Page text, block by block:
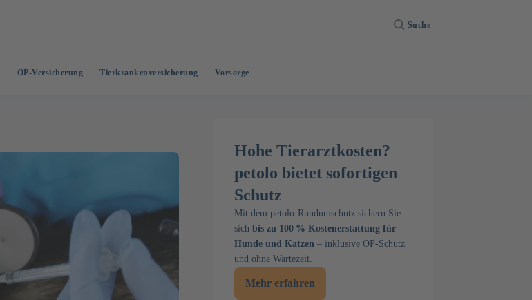
Suche
OP-Versicherung Tierkrankenversicherung Vorsorge
Hohe Tierarztkosten?
petolo bietet sofortigen
Schutz
Mit dem petolo-Rundumschutz sichern Sie
sich bis zu 100 % Kostenerstattung für
Hunde und Katzen – inklusive OP-Schutz
und ohne Wartezeit.
Mehr erfahren